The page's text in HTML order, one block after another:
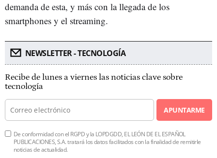
demanda de esta, y más con la llegada de los
smartphones y el streaming.
NEWSLETTER - TECNOLOGÍA
Recibe de lunes a viernes las noticias clave sobre
tecnología
APUNTARME
De conformidad con el RGPD y la LOPDGDD, EL LEÓN DE EL ESPAÑOL
PUBLICACIONES, S.A. tratará los datos facilitados con la finalidad de remitirle
noticias de actualidad.